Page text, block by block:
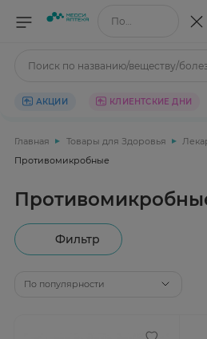
Поиск по названию/веществу
Поиск по названию/веществу/
АКЦИИ КЛИЕНТСКИЕ ДНИ
Главная Товары для Здоровья
Противомикробные
Фильтр
По популярности